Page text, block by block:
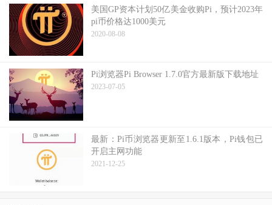
美国GP资本计划50亿美金收购Pi，预计2023年
pi币价格达1000美元
2020-08-08
Pi浏览器Pi Browser 1.7.0官方最新版下载地址
2023-07-05
最新：Pi币浏览器更新至1.6.1版本，Pi钱包已
开启主网功能
2021-12-25